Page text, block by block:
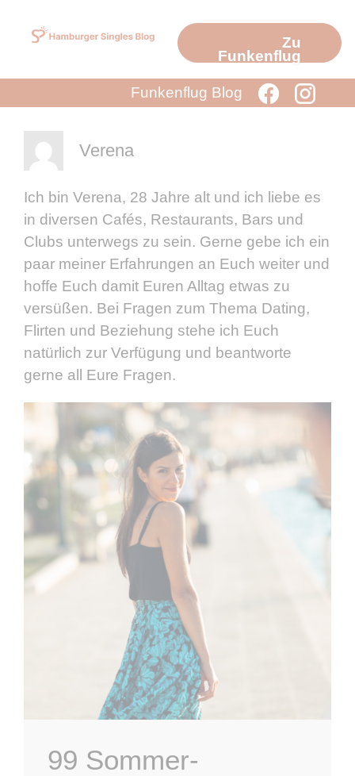
Inhalt
Zu
Funkenflug
Funkenflug Blog
Verena
Ich bin Verena, 28 Jahre alt und ich liebe es
in diversen Cafés, Restaurants, Bars und
Clubs unterwegs zu sein. Gerne gebe ich ein
paar meiner Erfahrungen an Euch weiter und
hoffe Euch damit Euren Alltag etwas zu
versüßen. Bei Fragen zum Thema Dating,
Flirten und Beziehung stehe ich Euch
natürlich zur Verfügung und beantworte
gerne all Eure Fragen.
99 Sommer-